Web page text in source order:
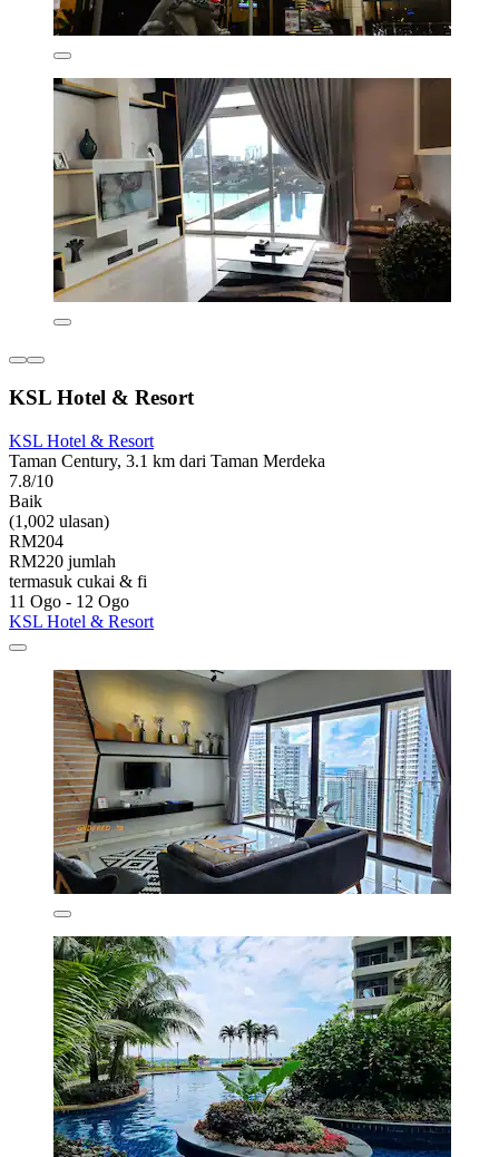
KSL Hotel & Resort
KSL Hotel & Resort
Taman Century, 3.1 km dari Taman Merdeka
7.8/10
Baik
(1,002 ulasan)
RM204
RM220 jumlah
termasuk cukai & fi
11 Ogo - 12 Ogo
KSL Hotel & Resort